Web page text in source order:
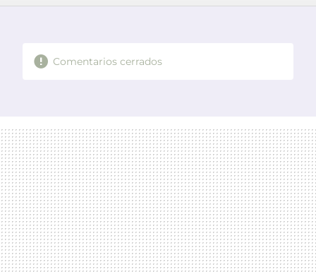
FACEBOOK
TWITTERFLIPBOARD
E-
WHATSAPP
Comentarios cerrados